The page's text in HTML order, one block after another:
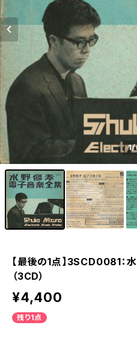
1/
【最後の1点】3SCD0081：
（3CD）
¥4,400
残り1点